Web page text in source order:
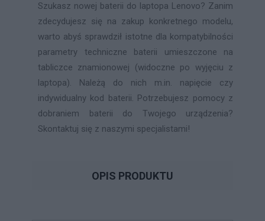
Szukasz nowej baterii do laptopa Lenovo? Zanim
zdecydujesz się na zakup konkretnego modelu,
warto abyś sprawdził istotne dla kompatybilności
parametry techniczne baterii umieszczone na
tabliczce znamionowej (widoczne po wyjęciu z
laptopa). Należą do nich m.in. napięcie czy
indywidualny kod baterii. Potrzebujesz pomocy z
dobraniem baterii do Twojego urządzenia?
Skontaktuj się z naszymi specjalistami!
OPIS PRODUKTU